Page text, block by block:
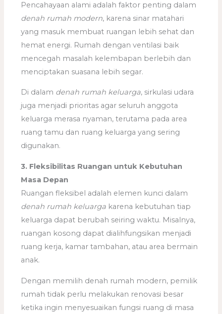
Pencahayaan alami adalah faktor penting dalam
denah rumah modern, karena sinar matahari
yang masuk membuat ruangan lebih sehat dan
hemat energi. Rumah dengan ventilasi baik
mencegah masalah kelembapan berlebih dan
menciptakan suasana lebih segar.
Di dalam denah rumah keluarga, sirkulasi udara
juga menjadi prioritas agar seluruh anggota
keluarga merasa nyaman, terutama pada area
ruang tamu dan ruang keluarga yang sering
digunakan.
3. Fleksibilitas Ruangan untuk Kebutuhan
Masa Depan
Ruangan fleksibel adalah elemen kunci dalam
denah rumah keluarga karena kebutuhan tiap
keluarga dapat berubah seiring waktu. Misalnya,
ruangan kosong dapat dialihfungsikan menjadi
ruang kerja, kamar tambahan, atau area bermain
anak.
Dengan memilih denah rumah modern, pemilik
rumah tidak perlu melakukan renovasi besar
ketika ingin menyesuaikan fungsi ruang di masa